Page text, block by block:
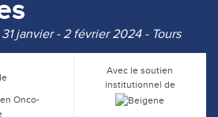
janvier - 2 février 2024 - Tours
Avec le soutien
institutionnel de